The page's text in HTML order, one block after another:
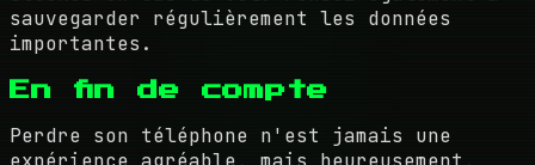
sauvegarder régulièrement les données
importantes.
En fin de compte
Perdre son téléphone n'est jamais une